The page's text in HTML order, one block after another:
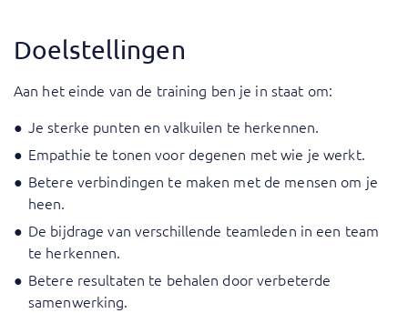
Doelstellingen
Aan het einde van de training ben je in staat om:
Je sterke punten en valkuilen te herkennen.
Empathie te tonen voor degenen met wie je werkt.
Betere verbindingen te maken met de mensen om je
heen.
De bijdrage van verschillende teamleden in een team
te herkennen.
Betere resultaten te behalen door verbeterde
samenwerking.